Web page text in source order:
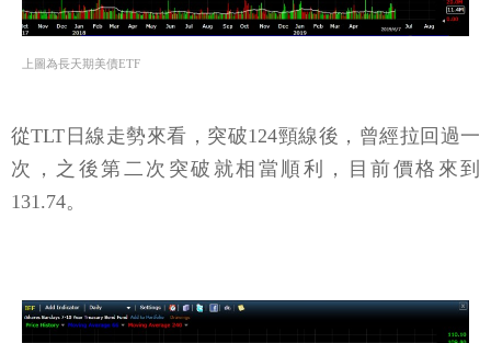
上圖為長天期美債ETF
從TLT日線走勢來看，突破124頸線後，曾經拉回過一
次，之後第二次突破就相當順利，目前價格來到
131.74。